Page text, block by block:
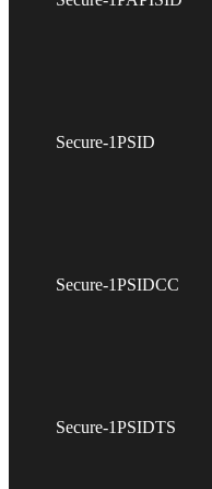
Secure-1PSID
Secure-1PSIDCC
Secure-1PSIDTS